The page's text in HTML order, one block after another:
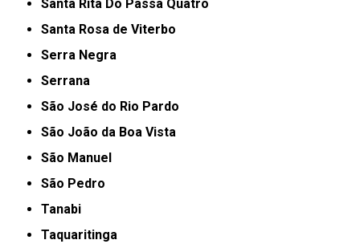
Santa Rita Do Passa Quatro
Santa Rosa de Viterbo
Serra Negra
Serrana
São José do Rio Pardo
São João da Boa Vista
São Manuel
São Pedro
Tanabi
Taquaritinga